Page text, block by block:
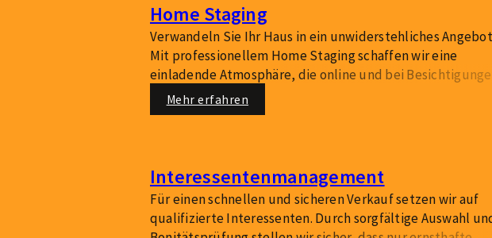
Home Staging
Verwandeln Sie Ihr Haus in ein unwiderstehliches
Mit professionellem Home Staging schaffen wir eine
einladende Atmosphäre, die online und bei
begeistert, die Wertigkeit steigert und den Verkauf
beschleunigt.
Mehr erfahren
Interessentenmanagement
Für einen schnellen und sicheren Verkauf setzen wir auf
qualifizierte Interessenten. Durch sorgfältige Auswahl